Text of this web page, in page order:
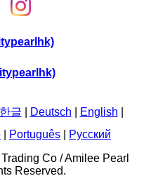
한글 Deutsch English
Português Pусский
Reserved.